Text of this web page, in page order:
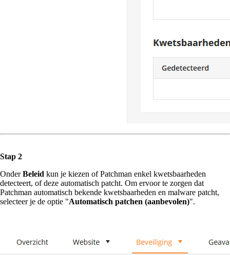
Stap 2
OnderBeleid kun je kiezen of Patchman enkel kwetsbaarheden
detecteert, of deze automatisch patcht. Om ervoor te zorgen dat
Patchman automatisch bekende kwetsbaarheden en malware patcht,
selecteer je de optie "Automatisch patchen (aanbevolen)".